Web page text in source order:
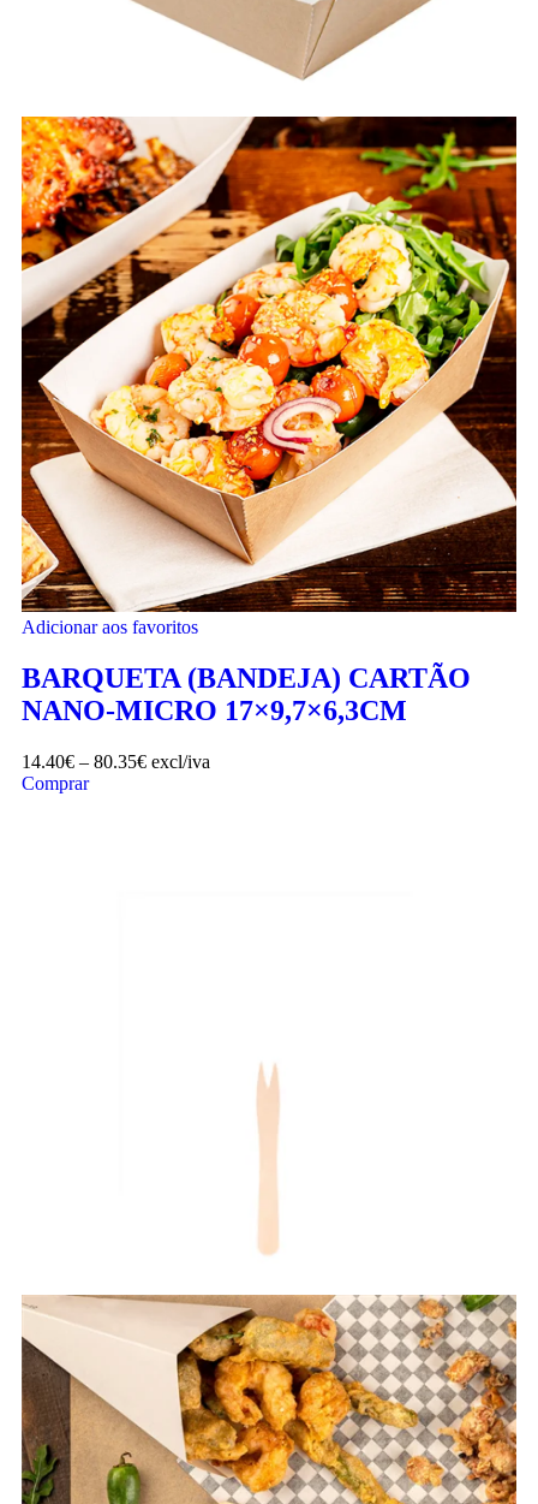
Adicionar aos favoritos
BARQUETA (BANDEJA) CARTÃO
NANO-MICRO 17×9,7×6,3CM
14.40€ – 80.35€ excl/iva
Comprar